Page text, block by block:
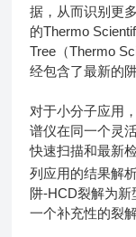
据，从而识别更
的Thermo
Tree（Thermo
经包含了最新的
对于小分子应用
谱仪在同一个灵
快速扫描和最新
列应用的结果解
阱-HCD裂解为新
一个补充性的裂解